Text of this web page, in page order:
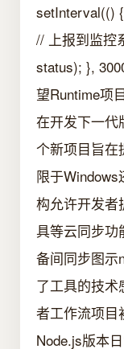
setInterval(()
// 上报到监控
status); },
望Runtime项
在开发下一
个新项目旨在
限于
构允许开发者
具等云同步功
备间同步图示
了工具的技术
者工作流项目
Node.js版本